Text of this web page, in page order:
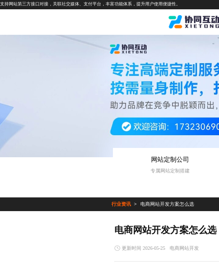
支持网站第三方接口对接，关联社交媒体、支付平台，丰富功能体系，提升用户使用便捷性。
网站定制公司
专属网站定制搭建
行业资讯 电商网站开发方案怎么选
电商网站开发方案怎么选
更新时间 2026-05-25 电商网站开发